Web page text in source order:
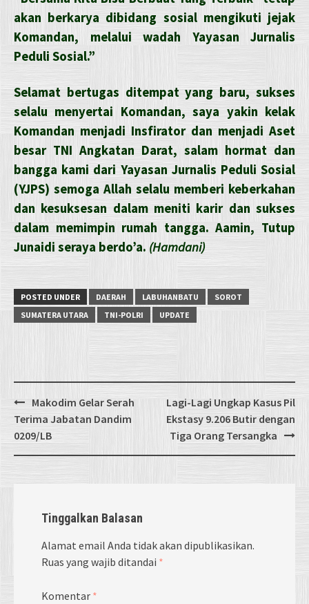
akan berkarya dibidang sosial mengikuti jejak
Komandan, melalui wadah Yayasan Jurnalis
Peduli Sosial.”
Selamat bertugas ditempat yang baru, sukses
selalu menyertai Komandan, saya yakin kelak
Komandan menjadi Insfirator dan menjadi Aset
besar TNI Angkatan Darat, salam hormat dan
bangga kami dari Yayasan Jurnalis Peduli Sosial
(YJPS) semoga Allah selalu memberi keberkahan
dan kesuksesan dalam meniti karir dan sukses
dalam memimpin rumah tangga. Aamin, Tutup
Junaidi seraya berdo’a. (Hamdani)
POSTED UNDER DAERAH LABUHANBATU
SOROT
SUMATERA UTARA
TNI-POLRI UPDATE
Post
navigation
Makodim Gelar Serah
Terima Jabatan Dandim
0209/LB
Lagi-Lagi Ungkap Kasus Pil
Ekstasy 9.206 Butir dengan
Tiga Orang Tersangka
Tinggalkan Balasan
Alamat email Anda tidak akan dipublikasikan.
Ruas yang wajib ditandai *
Komentar *